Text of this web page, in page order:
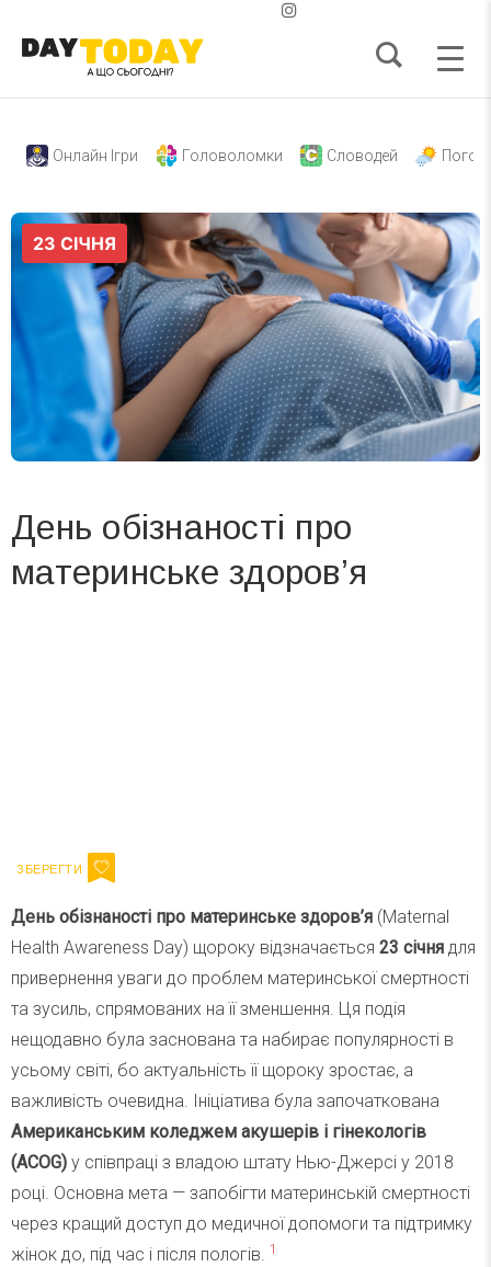
Онлайн Ігри Головоломки Словодей
День обізнаності про
материнське здоров’я
День обізнаності про материнське здоров’я (Maternal
Health Awareness Day) щороку відзначається 23 січня для
привернення уваги до проблем материнської смертності
та зусиль, спрямованих на її зменшення. Ця подія
нещодавно була заснована та набирає популярності в
усьому світі, бо актуальність її щороку зростає, а
важливість очевидна. Ініціатива була започаткована
Американським коледжем акушерів і гінекологів
(ACOG) у співпраці з владою штату Нью-Джерсі у 2018
році. Основна мета — запобігти материнській смертності
через кращий доступ до медичної допомоги та підтримку
жінок до, під час і після пологів. 1